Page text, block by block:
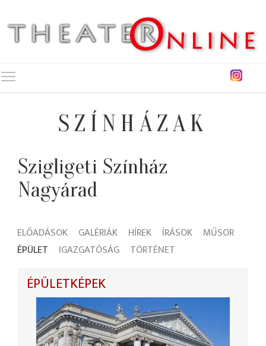
SZÍNHÁZAK
Szigligeti Színház
Nagyárad
ELŐADÁSOK GALÉRIÁK HÍREK ÍRÁSOK
MŰSOR
ÉPÜLET
IGAZGATÓSÁG TÖRTÉNET
ÉPÜLETKÉPEK